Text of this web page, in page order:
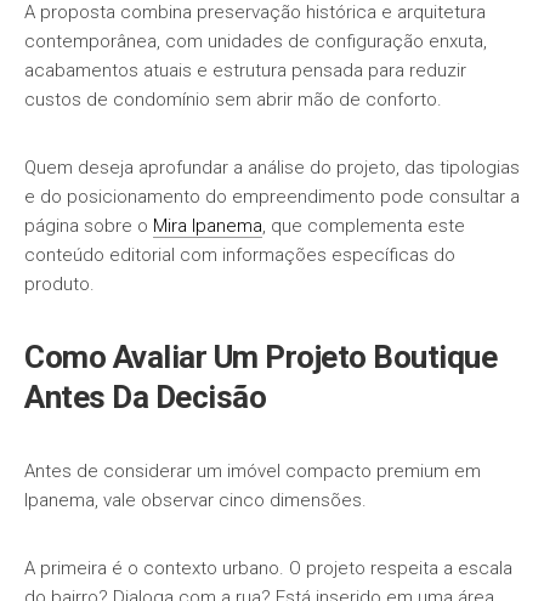
A proposta combina preservação histórica e arquitetura
contemporânea, com unidades de configuração enxuta,
acabamentos atuais e estrutura pensada para reduzir
custos de condomínio sem abrir mão de conforto.
Quem deseja aprofundar a análise do projeto, das tipologias
e do posicionamento do empreendimento pode consultar a
página sobre o Mira Ipanema, que complementa este
conteúdo editorial com informações específicas do
produto.
Como Avaliar Um Projeto Boutique
Antes Da Decisão
Antes de considerar um imóvel compacto premium em
Ipanema, vale observar cinco dimensões.
A primeira é o contexto urbano. O projeto respeita a escala